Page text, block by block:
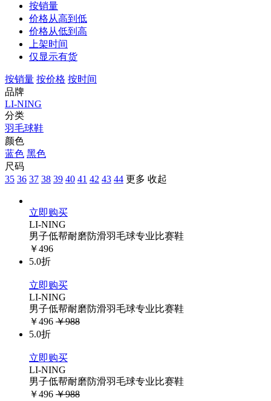
按销量
价格从高到低
价格从低到高
上架时间
仅显示有货
按销量 按价格 按时间
品牌
LI-NING
分类
羽毛球鞋
颜色
蓝色 黑色
尺码
35 36 37 38 39 40 41 42 43 44 更多 收起
立即购买
LI-NING
男子低帮耐磨防滑羽毛球专业比赛鞋
￥496
5.0折
立即购买
LI-NING
男子低帮耐磨防滑羽毛球专业比赛鞋
￥496 ￥988
5.0折
立即购买
LI-NING
男子低帮耐磨防滑羽毛球专业比赛鞋
￥496 ￥988